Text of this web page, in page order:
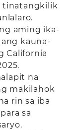
tinatangkilik
aming ika-
kauna-
California
na
makilahok
rin sa iba
sa